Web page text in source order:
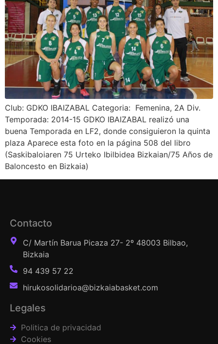
Club: GDKO IBAIZABAL Categoria: Femenina, 2A Div.
Temporada: 2014-15 GDKO IBAIZABAL realizó una
buena Temporada en LF2, donde consiguieron la quinta
plaza Aparece esta foto en la página 508 del libro
(Saskibaloiaren 75 Urteko Ibilbidea Bizkaian/75 Años de
Baloncesto en Bizkaia)
Contacto
C/ Martín Barua Picaza 27- 2º 48003 Bilbao,
Bizkaia
94 439 57 22
hirukosolidarioa@bizkaiabasket.com
Legales
Politica de privacidad
Cookies